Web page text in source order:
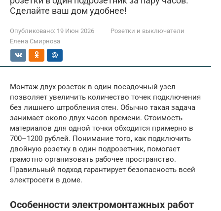
Сделайте ваш дом удобнее!
Опубликовано: 19 Июн 2026
Розетки и выключатели
Елена Смирнова
Монтаж двух розеток в один посадочный узел
позволяет увеличить количество точек подключения
без лишнего штробления стен. Обычно такая задача
занимает около двух часов времени. Стоимость
материалов для одной точки обходится примерно в
700–1200 рублей. Понимание того, как подключить
двойную розетку в один подрозетник, помогает
грамотно организовать рабочее пространство.
Правильный подход гарантирует безопасность всей
электросети в доме.
Особенности электромонтажных работ